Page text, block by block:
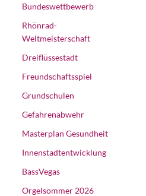
Bundeswettbewerb
Rhönrad-
Weltmeisterschaft
Dreiflüssestadt
Freundschaftsspiel
Grundschulen
Gefahrenabwehr
Masterplan Gesundheit
Innenstadtentwicklung
BassVegas
Orgelsommer 2026